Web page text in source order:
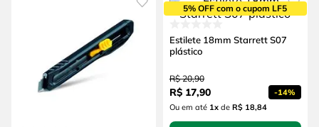
5% OFF com o cupom LF5
Estilete 18mm Starrett S07
plástico
R$ 20,90
R$ 17,90 -14%
Ou em até 1xde R$ 18,84